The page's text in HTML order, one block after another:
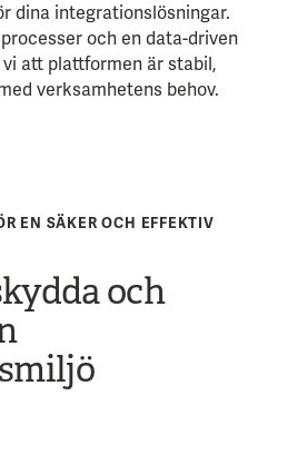
dina integrationslösningar.
och en data-driven
att plattformen är stabil,
verksamhetens behov.
EN SÄKER OCH EFFEKTIV
och